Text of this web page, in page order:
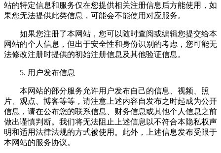
站的特定信息和服务仅在您提供相关注册信息后方能使用，如
果您无法提供此类信息，可能会不能使用对应服务。
如果您注册了本网站，您可以随时查阅或编辑您提交给本
网站的个人信息，但出于安全性和身份识别的考虑，您可能无
法修改注册时提供的初始注册信息及其他验证信息。
5. 用户发布信息
本网站的部分服务允许用户发布自己的信息、视频、照
片、观点、博客等等，请注意上述内容自发布之时起成为公开
信息，请在公布您的联系信息、财务信息或其他个人信息之前
做出谨慎判断。我们将无法阻止上述信息以不符合本隐私权声
明和适用法律法规的方式被使用。此外，上述信息发布受限于
本网站的服务协议。